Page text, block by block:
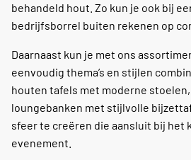
behandeld hout. Zo kun je ook bij
bedrijfsborrel buiten rekenen op
Daarnaast kun je met ons
eenvoudig thema’s en stijlen
houten tafels met moderne
loungebanken met stijlvolle
sfeer te creëren die aansluit bij het
evenement.